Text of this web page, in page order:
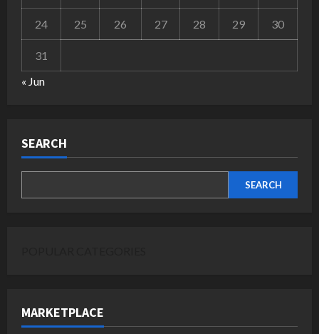
24 25 26 27 28 29 30
31
« Jun
SEARCH
SEARCH
MARKETPLACE